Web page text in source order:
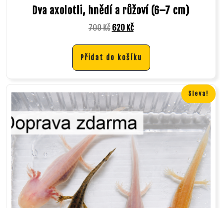
Dva axolotli, hnědí a růžoví (6–7 cm)
700Kč 620 Kč
Přidat do košíku
Sleva!